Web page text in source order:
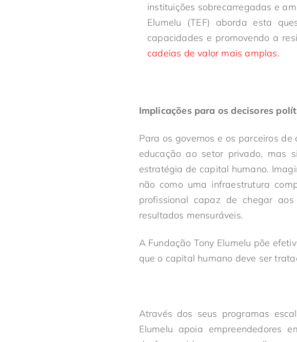
instituições sobrecarregadas e
Elumelu (TEF) aborda esta
capacidades e promovendo a
cadeias de valor mais amplas.
Implicações para os decisores
Para os governos e os parceiros
educação ao setor privado, mas
estratégia de capital humano.
não como uma infraestrutura
profissional capaz de chegar
resultados mensuráveis.
A Fundação Tony Elumelu põe
que o capital humano deve ser
Através dos seus programas
Elumelu apoia empreendedores